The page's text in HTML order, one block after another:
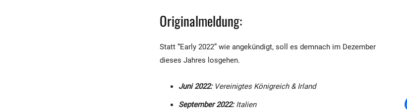
Originalmeldung:
Statt “Early 2022” wie angekündigt, soll es demnach im Dezember
dieses Jahres losgehen.
Juni 2022:Vereinigtes Königreich & Irland
September 2022:Italien